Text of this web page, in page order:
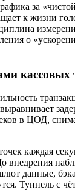
за
к жизни
о
кассовых
в ЦОД,
каждая
данные,
Туннель с